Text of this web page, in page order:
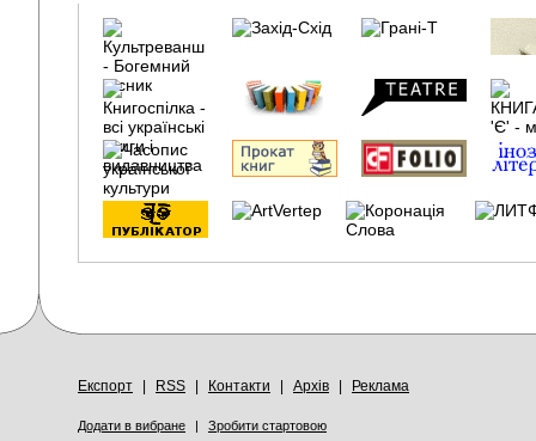
Експорт RSS Контакти Архів Реклама
Додати в вибране | Зробити стартовою